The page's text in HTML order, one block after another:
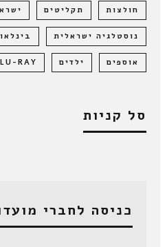
חולצות תקליטים
נוסטלגיה ישראלית
אוספים ילדים RAY
סל קניות
כניסה לחברי